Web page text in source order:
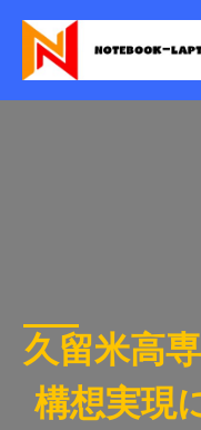
久留米高
構想実現